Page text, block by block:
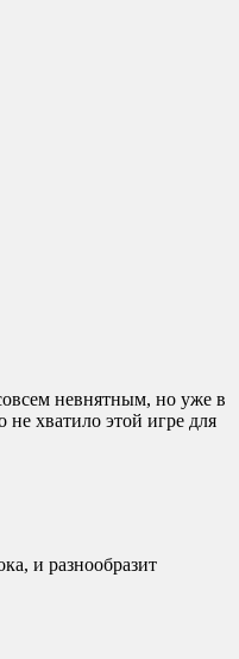
невнятным, но уже в
хватило этой игре для
и разнообразит